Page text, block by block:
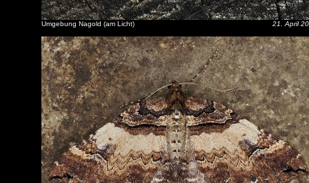
Umgebung Nagold (am Licht) 21. April